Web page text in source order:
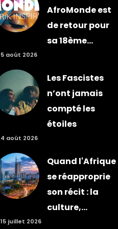
AfroMonde est
de retour pour
sa 18ème...
5 août 2026
Les Fascistes
n’ont jamais
compté les
étoiles
4 août 2026
Quand l'Afrique
se réapproprie
son récit : la
culture,...
15 juillet 2026